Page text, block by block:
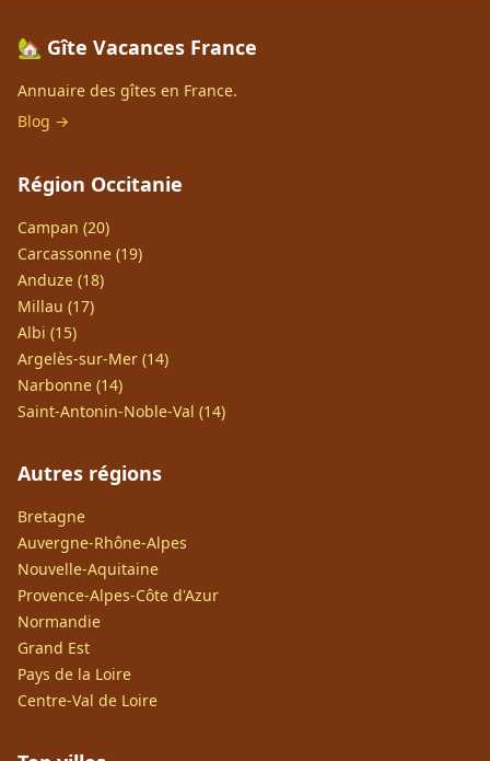
🏡 Gîte Vacances France
Annuaire des gîtes en France.
Blog →
Région Occitanie
Campan (20)
Carcassonne (19)
Anduze (18)
Millau (17)
Albi (15)
Argelès-sur-Mer (14)
Narbonne (14)
Saint-Antonin-Noble-Val (14)
Autres régions
Bretagne
Auvergne-Rhône-Alpes
Nouvelle-Aquitaine
Provence-Alpes-Côte d'Azur
Normandie
Grand Est
Pays de la Loire
Centre-Val de Loire